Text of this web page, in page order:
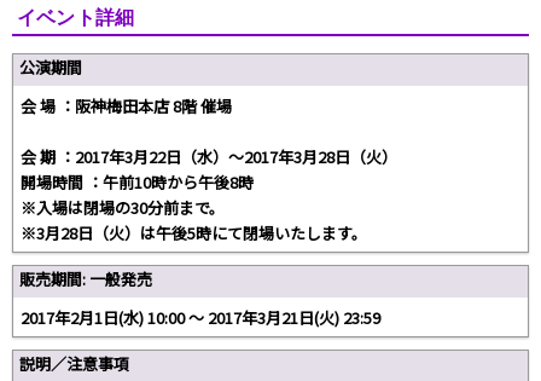
イベント詳細
公演期間
会 場 ：阪神梅田本店 8階 催場
会 期 ：2017年3月22日（水）～2017年3月28日（火）
開場時間 ：午前10時から午後8時
※入場は閉場の30分前まで。
※3月28日（火）は午後5時にて閉場いたします。
販売期間: 一般発売
2017年2月1日(水) 10:00 〜 2017年3月21日(火) 23:59
説明／注意事項